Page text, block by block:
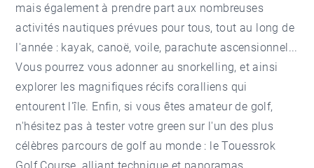
mais également à prendre part aux nombreuses
activités nautiques prévues pour tous, tout au long de
l'année : kayak, canoë, voile, parachute ascensionnel...
Vous pourrez vous adonner au snorkelling, et ainsi
explorer les magnifiques récifs coralliens qui
entourent l'île. Enfin, si vous êtes amateur de golf,
n'hésitez pas à tester votre green sur l'un des plus
célèbres parcours de golf au monde : le Touessrok